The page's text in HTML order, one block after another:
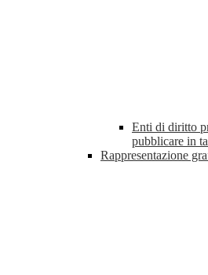
Enti di diritto
pubblicare in
Rappresentazione